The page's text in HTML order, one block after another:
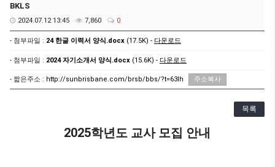
BKLS
2024.07.12 13:45 7,860 0
- 첨부파일 : 24 한글 이력서 양식.docx (17.5K) - 다운로드
- 첨부파일 : 2024 자기소개서 양식.docx (15.6K) - 다운로드
- 짧은주소 : http://sunbrisbane.com/brsb/bbs/?t=63Ih 주소복사
목록
2025학년도 교사 모집 안내